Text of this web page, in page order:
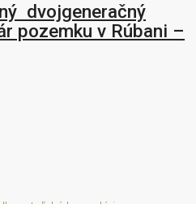
dvojgeneračný
pozemku v Rúbani –